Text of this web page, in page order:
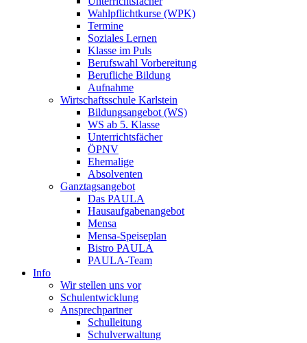
Wahlpflichtkurse (WPK)
Termine
Soziales Lernen
Klasse im Puls
Berufswahl Vorbereitung
Berufliche Bildung
Aufnahme
Wirtschaftsschule Karlstein
Bildungsangebot (WS)
WS ab 5. Klasse
Unterrichtsfächer
ÖPNV
Ehemalige
Absolventen
Ganztagsangebot
Das PAULA
Hausaufgabenangebot
Mensa
Mensa-Speiseplan
Bistro PAULA
PAULA-Team
Info
Wir stellen uns vor
Schulentwicklung
Ansprechpartner
Schulleitung
Schulverwaltung